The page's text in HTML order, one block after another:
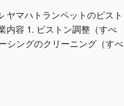
ヤマハトランペットのピスト
内容 1. ピストン調整（すべ
シングのクリーニング（すべ